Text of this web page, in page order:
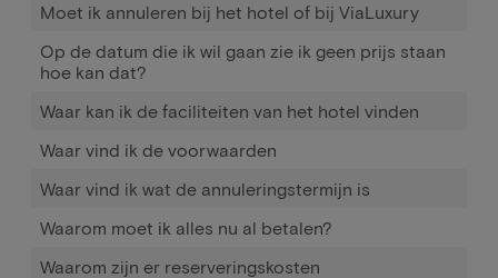
Moet ik annuleren bij het hotel of bij ViaLuxury
Op de datum die ik wil gaan zie ik geen prijs staan
hoe kan dat?
Waar kan ik de faciliteiten van het hotel vinden
Waar vind ik de voorwaarden
Waar vind ik wat de annuleringstermijn is
Waarom moet ik alles nu al betalen?
Waarom zijn er reserveringskosten